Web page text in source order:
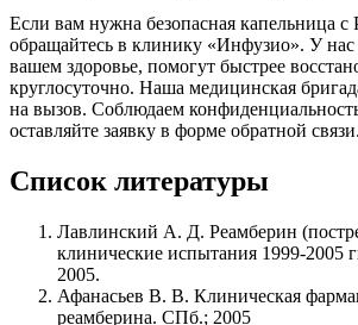
Если вам нужна безопасная капельница с
обращайтесь в клинику «Инфузио». У нас
вашем здоровье, помогут быстрее
круглосуточно. Наша медицинская
на вызов. Соблюдаем
оставляйте заявку в форме обратной связи.
Список литературы
Лавлинский А. Д. Реамберин
клинические испытания 1999-2005
2005.
Афанасьев В. В. Клиническая
реамберина. СПб.; 2005